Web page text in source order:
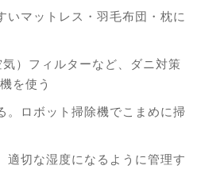
いマットレス・羽毛布団・枕に
）フィルターなど、ダニ対策
を使う
。ロボット掃除機でこまめに掃
適切な湿度になるように管理す